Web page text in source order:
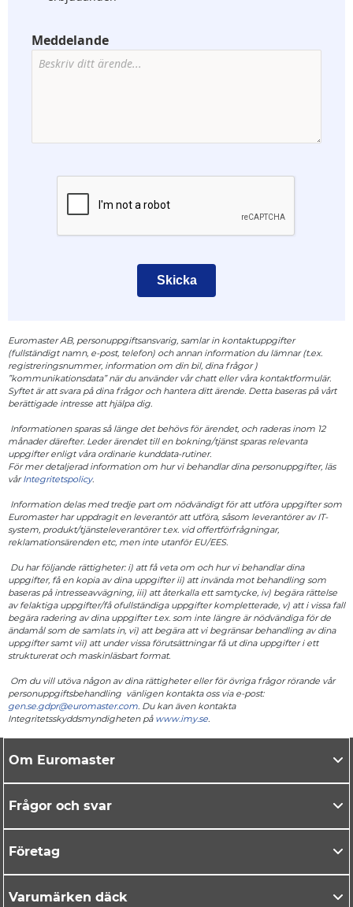
Meddelande
Skicka
Euromaster AB, personuppgiftsansvarig, samlar in kontaktuppgifter
(fullständigt namn, e-post, telefon) och annan information du lämnar (t.ex.
registreringsnummer, information om din bil, dina frågor )
”kommunikationsdata” när du använder vår chatt eller våra kontaktformulär.
Syftet är att svara på dina frågor och hantera ditt ärende. Detta baseras på vårt
berättigade intresse att hjälpa dig.
Informationen sparas så länge det behövs för ärendet, och raderas inom 12
månader därefter. Leder ärendet till en bokning/tjänst sparas relevanta
uppgifter enligt våra ordinarie kunddata-rutiner.
För mer detaljerad information om hur vi behandlar dina personuppgifter, läs
vårIntegritetspolicy.
Information delas med tredje part om nödvändigt för att utföra uppgifter som
Euromaster har uppdragit en leverantör att utföra, såsom leverantörer av IT-
system, produkt/tjänsteleverantörer t.ex. vid offertförfrågningar,
reklamationsärenden etc, men inte utanför EU/EES.
Du har följande rättigheter: i) att få veta om och hur vi behandlar dina
uppgifter, få en kopia av dina uppgifter ii) att invända mot behandling som
baseras på intresseavvägning, iii) att återkalla ett samtycke, iv) begära rättelse
av felaktiga uppgifter/få ofullständiga uppgifter kompletterade, v) att i vissa fall
begära radering av dina uppgifter t.ex. som inte längre är nödvändiga för de
ändamål som de samlats in, vi) att begära att vi begränsar behandling av dina
uppgifter samt vii) att under vissa förutsättningar få ut dina uppgifter i ett
strukturerat och maskinläsbart format.
Om du vill utöva någon av dina rättigheter eller för övriga frågor rörande vår
personuppgiftsbehandling vänligen kontakta oss via e-post:
gen.se.gdpr@euromaster.com. Du kan även kontakta
Integritetsskyddsmyndigheten på www.imy.se.
Om Euromaster
Frågor och svar
Företag
Varumärken däck